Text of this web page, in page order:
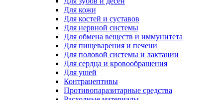
Для кожи
Для костей и суставов
Для нервной системы
Для обмена веществ и иммунитета
Для пищеварения и печени
Для половой системы и лактации
Для сердца и кровообращения
Для ушей
Контрацептивы
Противопаразитарные средства